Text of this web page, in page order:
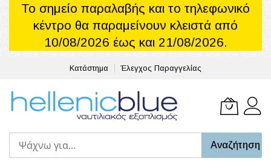
Το σημείο παραλαβής και το τηλεφωνικό
κέντρο θα παραμείνουν κλειστά από
10/08/2026 έως και 21/08/2026.
Κατάστημα Έλεγχος Παραγγελίας
Το
Αναζήτηση